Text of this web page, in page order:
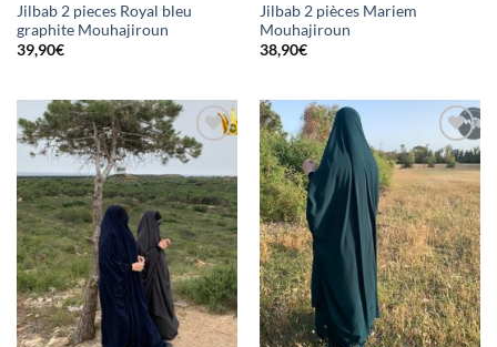
Jilbab 2 pieces Royal bleu
graphite Mouhajiroun
39,90€
Jilbab 2 pièces Mariem
Mouhajiroun
38,90€
Ajouter
à la liste
d’envies
Ajouter
à la liste
d’envies